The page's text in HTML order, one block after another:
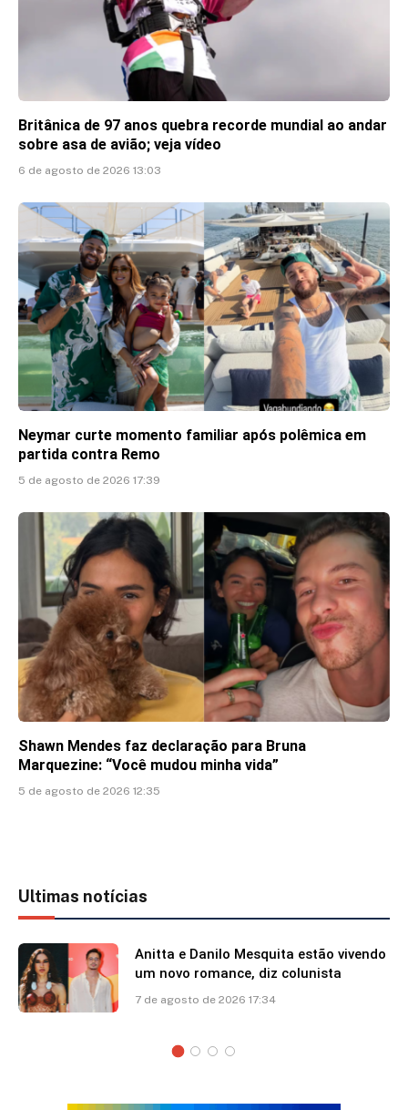
Britânica de 97 anos quebra recorde mundial ao andar
sobre asa de avião; veja vídeo
6 de agosto de 2026 13:03
Neymar curte momento familiar após polêmica em
partida contra Remo
5 de agosto de 2026 17:39
Shawn Mendes faz declaração para Bruna
Marquezine: “Você mudou minha vida”
5 de agosto de 2026 12:35
Ultimas notícias
Anitta e Danilo Mesquita estão vivendo
um novo romance, diz colunista
7 de agosto de 2026 17:34